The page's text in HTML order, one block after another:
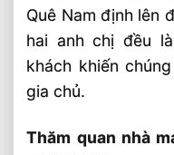
Sàn gỗ
Cung cấp
Công nghệ
Lung Linh
Quê Nam định lên
hai anh chị đều
khách khiến
gia chủ.
Thăm quan nhà